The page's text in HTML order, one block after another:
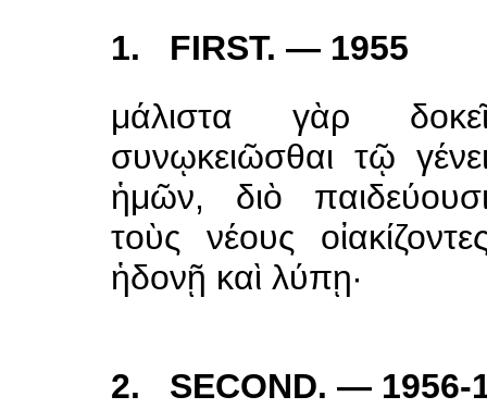
1. FIRST. — 1955
μάλιστα γὰρ
συνῳκειῶσθαι τῷ
ἡμῶν, διὸ
τοὺς νέους
ἡδονῇ καὶ λύπῃ·
2. SECOND. — 1956-